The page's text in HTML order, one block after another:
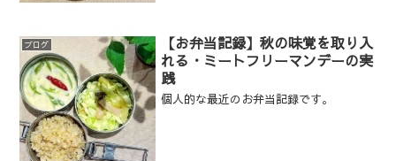
ブログ
【お弁当記録】秋の味覚を取り入
れる・ミートフリーマンデーの実
践
個人的な最近のお弁当記録です。